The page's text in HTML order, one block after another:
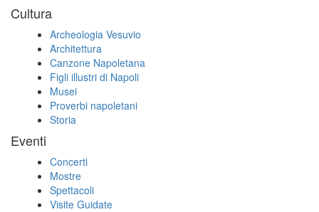
Cultura
Archeologia Vesuvio
Architettura
Canzone Napoletana
Figli illustri di Napoli
Musei
Proverbi napoletani
Storia
Eventi
Concerti
Mostre
Spettacoli
Visite Guidate